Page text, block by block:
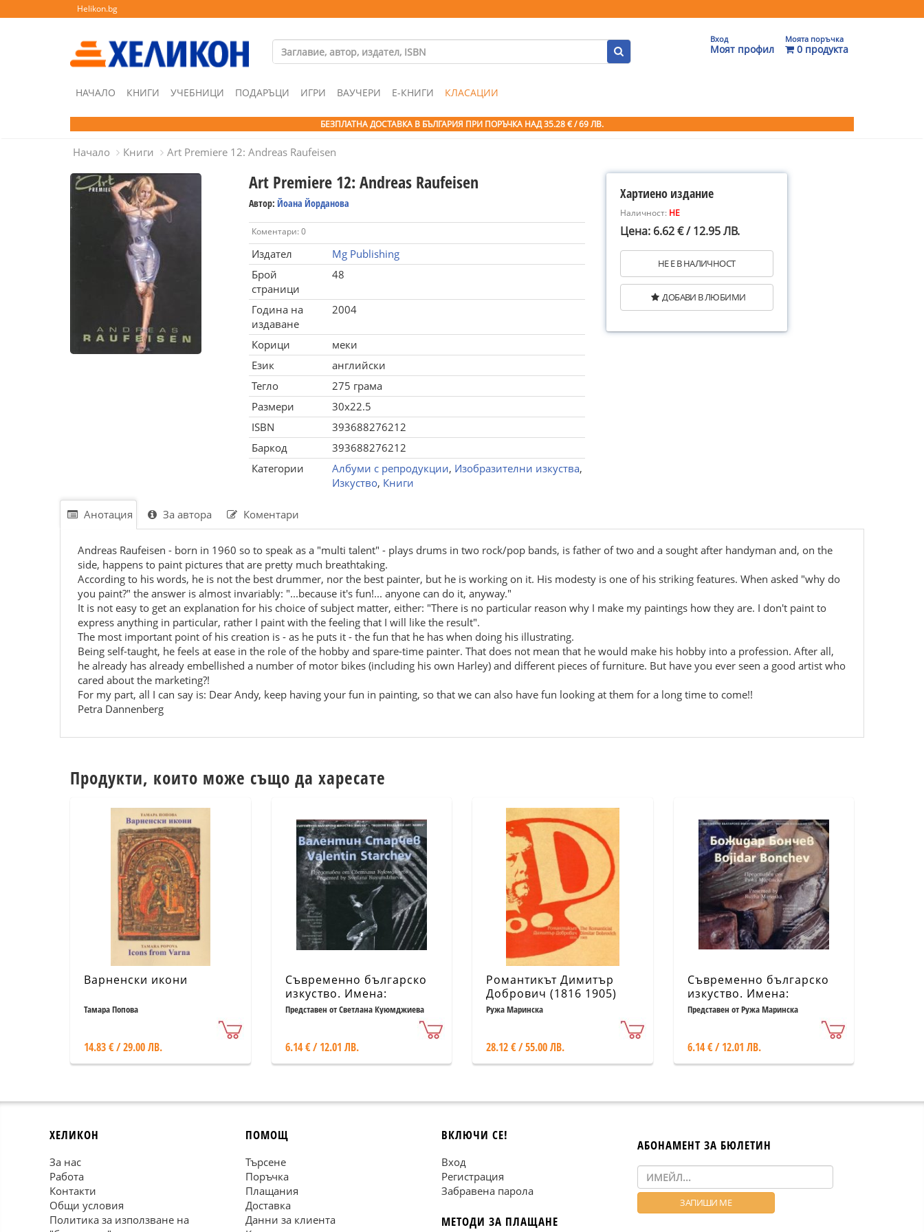
Helikon.bg
Вход
Моят профил
Моята поръчка
0 продукта
НАЧАЛО КНИГИ УЧЕБНИЦИ ПОДАРЪЦИ ИГРИ ВАУЧЕРИ Е-КНИГИ КЛАСАЦИИ
БЕЗПЛАТНА ДОСТАВКА В БЪЛГАРИЯ ПРИ ПОРЪЧКА НАД 35.28 € / 69 ЛВ.
Начало Книги Art Premiere 12: Andreas Raufeisen
Art Premiere 12: Andreas Raufeisen
Автор: Йоана Йорданова
Коментари: 0
Издател
Mg Publishing
Брой
страници
48
Година на
издаване
2004
Корици
меки
Език
английски
Тегло
275 грама
Размери
30x22.5
ISBN
393688276212
Баркод
393688276212
Категории
Албуми с репродукции, Изобразителни изкуства,
Изкуство, Книги
Хартиено издание
Наличност: НЕ
Цена: 6.62 € / 12.95 ЛВ.
НЕ Е В НАЛИЧНОСТ
ДОБАВИ В ЛЮБИМИ
Анотация За автора Коментари
Andreas Raufeisen - born in 1960 so to speak as a "multi talent" - plays drums in two rock/pop bands, is father of two and a sought after handyman and, on the
side, happens to paint pictures that are pretty much breathtaking.
According to his words, he is not the best drummer, nor the best painter, but he is working on it. His modesty is one of his striking features. When asked "why do
you paint?" the answer is almost invariably: "...because it's fun!... anyone can do it, anyway."
It is not easy to get an explanation for his choice of subject matter, either: "There is no particular reason why I make my paintings how they are. I don't paint to
express anything in particular, rather I paint with the feeling that I will like the result".
The most important point of his creation is - as he puts it - the fun that he has when doing his illustrating.
Being self-taught, he feels at ease in the role of the hobby and spare-time painter. That does not mean that he would make his hobby into a profession. After all,
he already has already embellished a number of motor bikes (including his own Harley) and different pieces of furniture. But have you ever seen a good artist who
cared about the marketing?!
For my part, all I can say is: Dear Andy, keep having your fun in painting, so that we can also have fun looking at them for a long time to come!!
Petra Dannenberg
Продукти, които може също да харесате
Варненски икони
Тамара Попова
14.83 € / 29.00 ЛВ.
Съвременно българско
изкуство. Имена:
Валентин Старчев
Представен от Светлана Куюмджиева
6.14 € / 12.01 ЛВ.
Романтикът Димитър
Добрович (1816 1905)
Ружа Маринска
28.12 € / 55.00 ЛВ.
Съвременно българско
изкуство. Имена:
Божидар Бончев
Представен от Ружа Маринска
6.14 € / 12.01 ЛВ.
ХЕЛИКОН
За нас
Работа
Контакти
Общи условия
Политика за използване на
ПОМОЩ
Търсене
Поръчка
Плащания
Доставка
Данни за клиента
ВКЛЮЧИ СЕ!
Вход
Регистрация
Забравена парола
МЕТОДИ ЗА ПЛАЩАНЕ
АБОНАМЕНТ ЗА БЮЛЕТИН